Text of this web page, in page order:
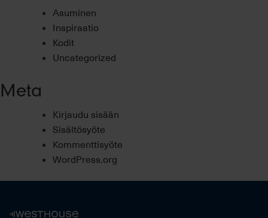
Asuminen
Inspiraatio
Kodit
Uncategorized
Meta
Kirjaudu sisään
Sisältösyöte
Kommenttisyöte
WordPress.org